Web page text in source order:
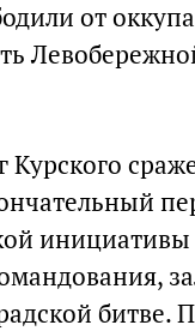
от
Курского
инициативы
битве.